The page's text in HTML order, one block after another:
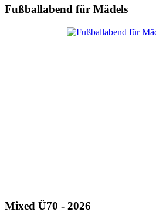
Fußballabend für Mädels
Mixed Ü70 - 2026